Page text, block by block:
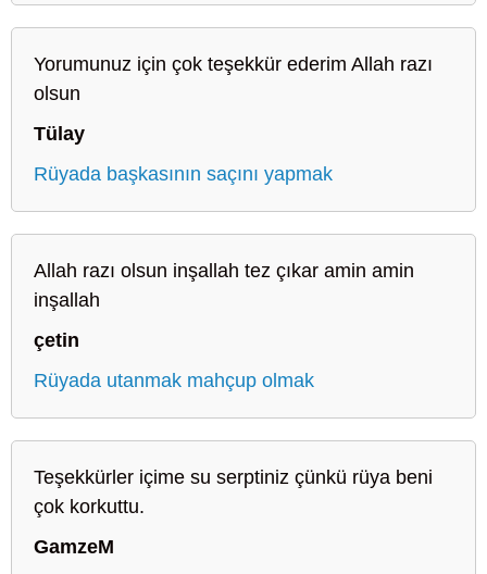
Yorumunuz için çok teşekkür ederim Allah razı
olsun
Tülay
Rüyada başkasının saçını yapmak
Allah razı olsun inşallah tez çıkar amin amin
inşallah
çetin
Rüyada utanmak mahçup olmak
Teşekkürler içime su serptiniz çünkü rüya beni
çok korkuttu.
GamzeM